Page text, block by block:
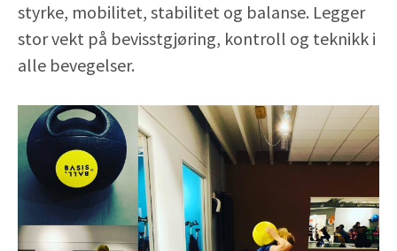
styrke, mobilitet, stabilitet og balanse. Legger
stor vekt på bevisstgjøring, kontroll og teknikk i
alle bevegelser.